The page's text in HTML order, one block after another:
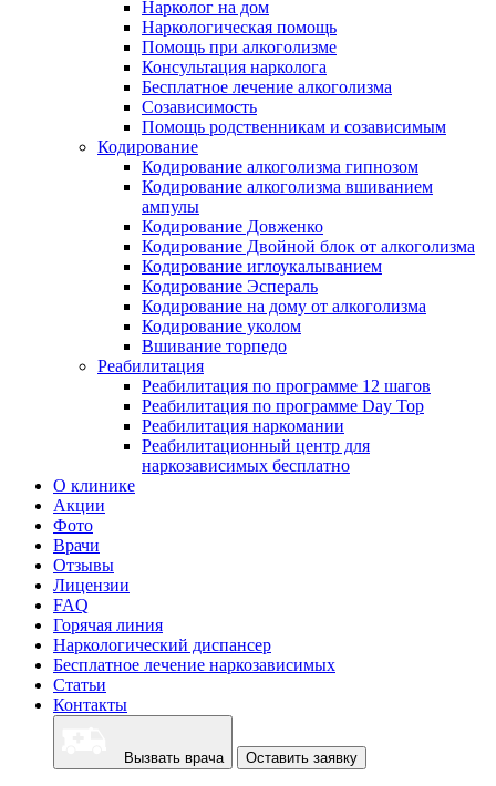
Нарколог на дом
Наркологическая помощь
Помощь при алкоголизме
Консультация нарколога
Бесплатное лечение алкоголизма
Созависимость
Помощь родственникам и созависимым
Кодирование
Кодирование алкоголизма гипнозом
Кодирование алкоголизма вшиванием
ампулы
Кодирование Довженко
Кодирование Двойной блок от алкоголизма
Кодирование иглоукалыванием
Кодирование Эспераль
Кодирование на дому от алкоголизма
Кодирование уколом
Вшивание торпедо
Реабилитация
Реабилитация по программе 12 шагов
Реабилитация по программе Day Top
Реабилитация наркомании
Реабилитационный центр для
наркозависимых бесплатно
О клинике
Акции
Фото
Врачи
Отзывы
Лицензии
FAQ
Горячая линия
Наркологический диспансер
Бесплатное лечение наркозависимых
Статьи
Контакты
Вызвать врача Оставить заявку